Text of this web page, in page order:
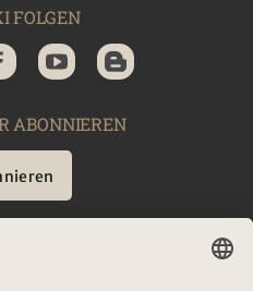
FOLGEN
ABONNIEREN